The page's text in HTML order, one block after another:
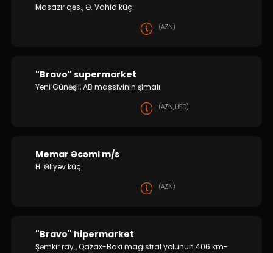
Masazır qəs., Ə. Vahid küç.
(AZN)
"Bravo" supermarket
Yeni Günəşli, AB massivinin şimalı
(AZN, USD)
Memar Əcəmi m/s
H. Əliyev küç.
(AZN)
"Bravo" hipermarket
Şəmkir ray., Qazax-Bakı magistral yolunun 406 km-